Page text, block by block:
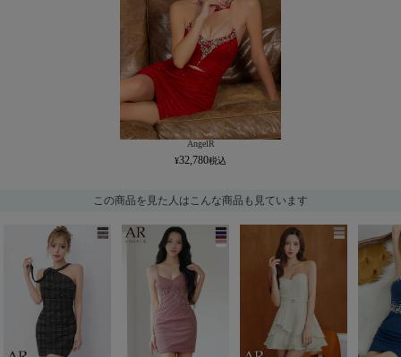
AngelR
32,780
この商品を見た人はこんな商品も見ています